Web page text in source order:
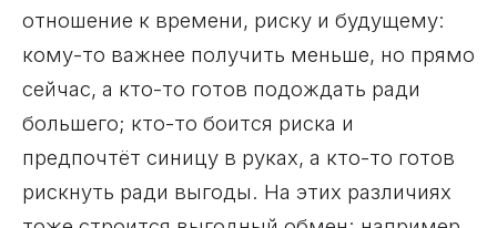
отношение к времени, риску и будущему:
кому-то важнее получить меньше, но прямо
сейчас, а кто-то готов подождать ради
большего; кто-то боится риска и
предпочтёт синицу в руках, а кто-то готов
рискнуть ради выгоды. На этих различиях